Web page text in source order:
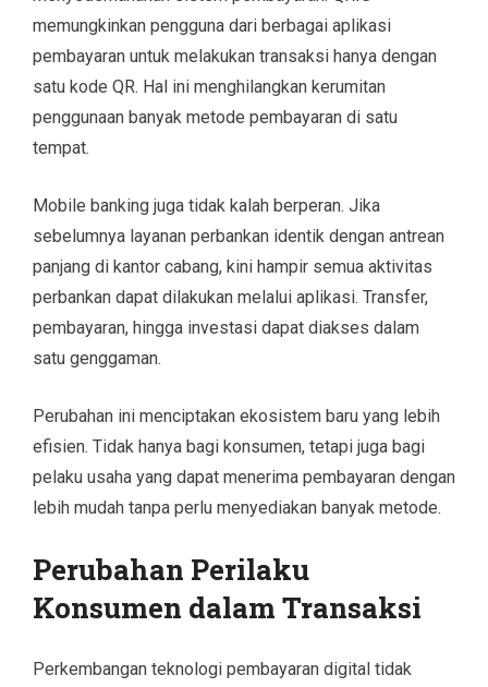
memungkinkan pengguna dari berbagai aplikasi
pembayaran untuk melakukan transaksi hanya dengan
satu kode QR. Hal ini menghilangkan kerumitan
penggunaan banyak metode pembayaran di satu
tempat.
Mobile banking juga tidak kalah berperan. Jika
sebelumnya layanan perbankan identik dengan antrean
panjang di kantor cabang, kini hampir semua aktivitas
perbankan dapat dilakukan melalui aplikasi. Transfer,
pembayaran, hingga investasi dapat diakses dalam
satu genggaman.
Perubahan ini menciptakan ekosistem baru yang lebih
efisien. Tidak hanya bagi konsumen, tetapi juga bagi
pelaku usaha yang dapat menerima pembayaran dengan
lebih mudah tanpa perlu menyediakan banyak metode.
Perubahan Perilaku
Konsumen dalam Transaksi
Perkembangan teknologi pembayaran digital tidak